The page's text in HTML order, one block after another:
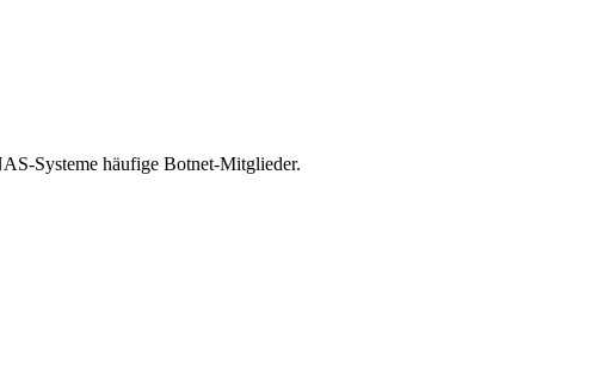
Systeme häufige Botnet-Mitglieder.